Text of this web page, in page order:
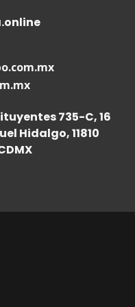
735-C, 16
Hidalgo, 11810